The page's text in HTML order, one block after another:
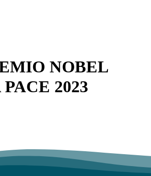
NOBEL
2023